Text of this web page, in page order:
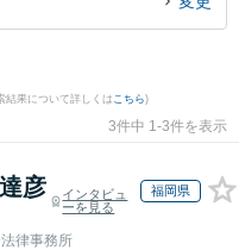
結果について詳しくは こちら)
3件中 1-3件を表示
彦
インタビュ
ーを見る
福岡県
律事務所